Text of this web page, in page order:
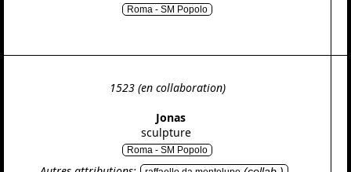
Roma - SM Popolo
1523 (en collaboration)
Jonas
sculpture
Roma - SM Popolo